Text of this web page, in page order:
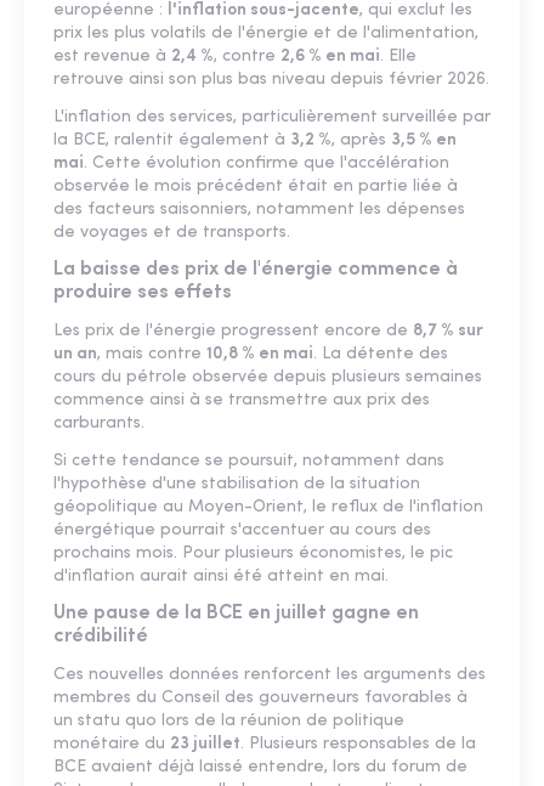
européenne : l'inflation sous-jacente, qui exclut les
prix les plus volatils de l'énergie et de l'alimentation,
est revenue à 2,4 %, contre 2,6 % en mai. Elle
retrouve ainsi son plus bas niveau depuis février 2026.
L'inflation des services, particulièrement surveillée par
la BCE, ralentit également à 3,2 %, après 3,5 % en
mai. Cette évolution confirme que l'accélération
observée le mois précédent était en partie liée à
des facteurs saisonniers, notamment les dépenses
de voyages et de transports.
La baisse des prix de l'énergie commence à
produire ses effets
Les prix de l'énergie progressent encore de 8,7 % sur
un an, mais contre 10,8 % en mai. La détente des
cours du pétrole observée depuis plusieurs semaines
commence ainsi à se transmettre aux prix des
carburants.
Si cette tendance se poursuit, notamment dans
l'hypothèse d'une stabilisation de la situation
géopolitique au Moyen-Orient, le reflux de l'inflation
énergétique pourrait s'accentuer au cours des
prochains mois. Pour plusieurs économistes, le pic
d'inflation aurait ainsi été atteint en mai.
Une pause de la BCE en juillet gagne en
crédibilité
Ces nouvelles données renforcent les arguments des
membres du Conseil des gouverneurs favorables à
un statu quo lors de la réunion de politique
monétaire du 23 juillet. Plusieurs responsables de la
BCE avaient déjà laissé entendre, lors du forum de